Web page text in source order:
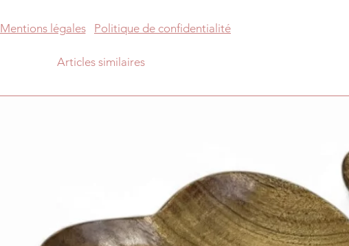
Articles similaires
Mentions légales Politique de confidentialité